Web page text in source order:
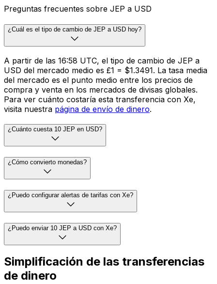
Preguntas frecuentes sobre JEP a USD
¿Cuál es el tipo de cambio de JEP a USD hoy?
A partir de las 16:58 UTC, el tipo de cambio de JEP a
USD del mercado medio es £1 = $1.3491. La tasa media
del mercado es el punto medio entre los precios de
compra y venta en los mercados de divisas globales.
Para ver cuánto costaría esta transferencia con Xe,
visita nuestra página de envío de dinero.
¿Cuánto cuesta 10 JEP en USD?
¿Cómo convierto monedas?
¿Puedo configurar alertas de tarifas con Xe?
¿Puedo enviar 10 JEP a USD con Xe?
Simplificación de las transferencias
de dinero